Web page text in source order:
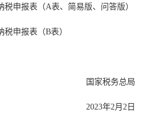
申报表（A表、简易版、问答版）
申报表（B表）
国家税务总局
2023年2月2日